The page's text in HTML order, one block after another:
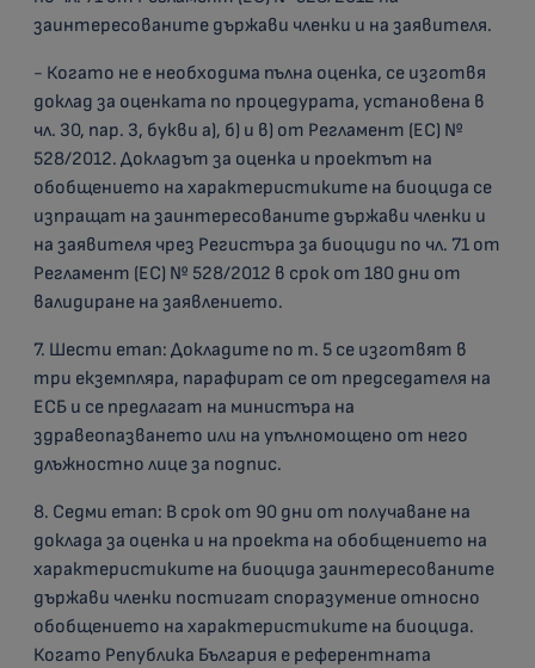
заинтересованите държави членки и на заявителя.
- Когато не е необходима пълна оценка, се изготвя
доклад за оценката по процедурата, установена в
чл. 30, пар. 3, букви а), б) и в) от Регламент (ЕС) №
528/2012. Докладът за оценка и проектът на
обобщението на характеристиките на биоцида се
изпращат на заинтересованите държави членки и
на заявителя чрез Регистъра за биоциди по чл. 71 от
Регламент (ЕС) № 528/2012 в срок от 180 дни от
валидиране на заявлението.
7. Шести етап: Докладите по т. 5 се изготвят в
три екземпляра, парафират се от председателя на
ЕСБ и се предлагат на министъра на
здравеопазването или на упълномощено от него
длъжностно лице за подпис.
8. Седми етап: В срок от 90 дни от получаване на
доклада за оценка и на проекта на обобщението на
характеристиките на биоцида заинтересованите
държави членки постигат споразумение относно
обобщението на характеристиките на биоцида.
Когато Република България е референтната